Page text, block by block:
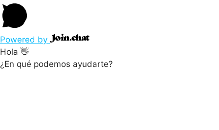
Powered by
Hola 👋
¿En qué podemos ayudarte?